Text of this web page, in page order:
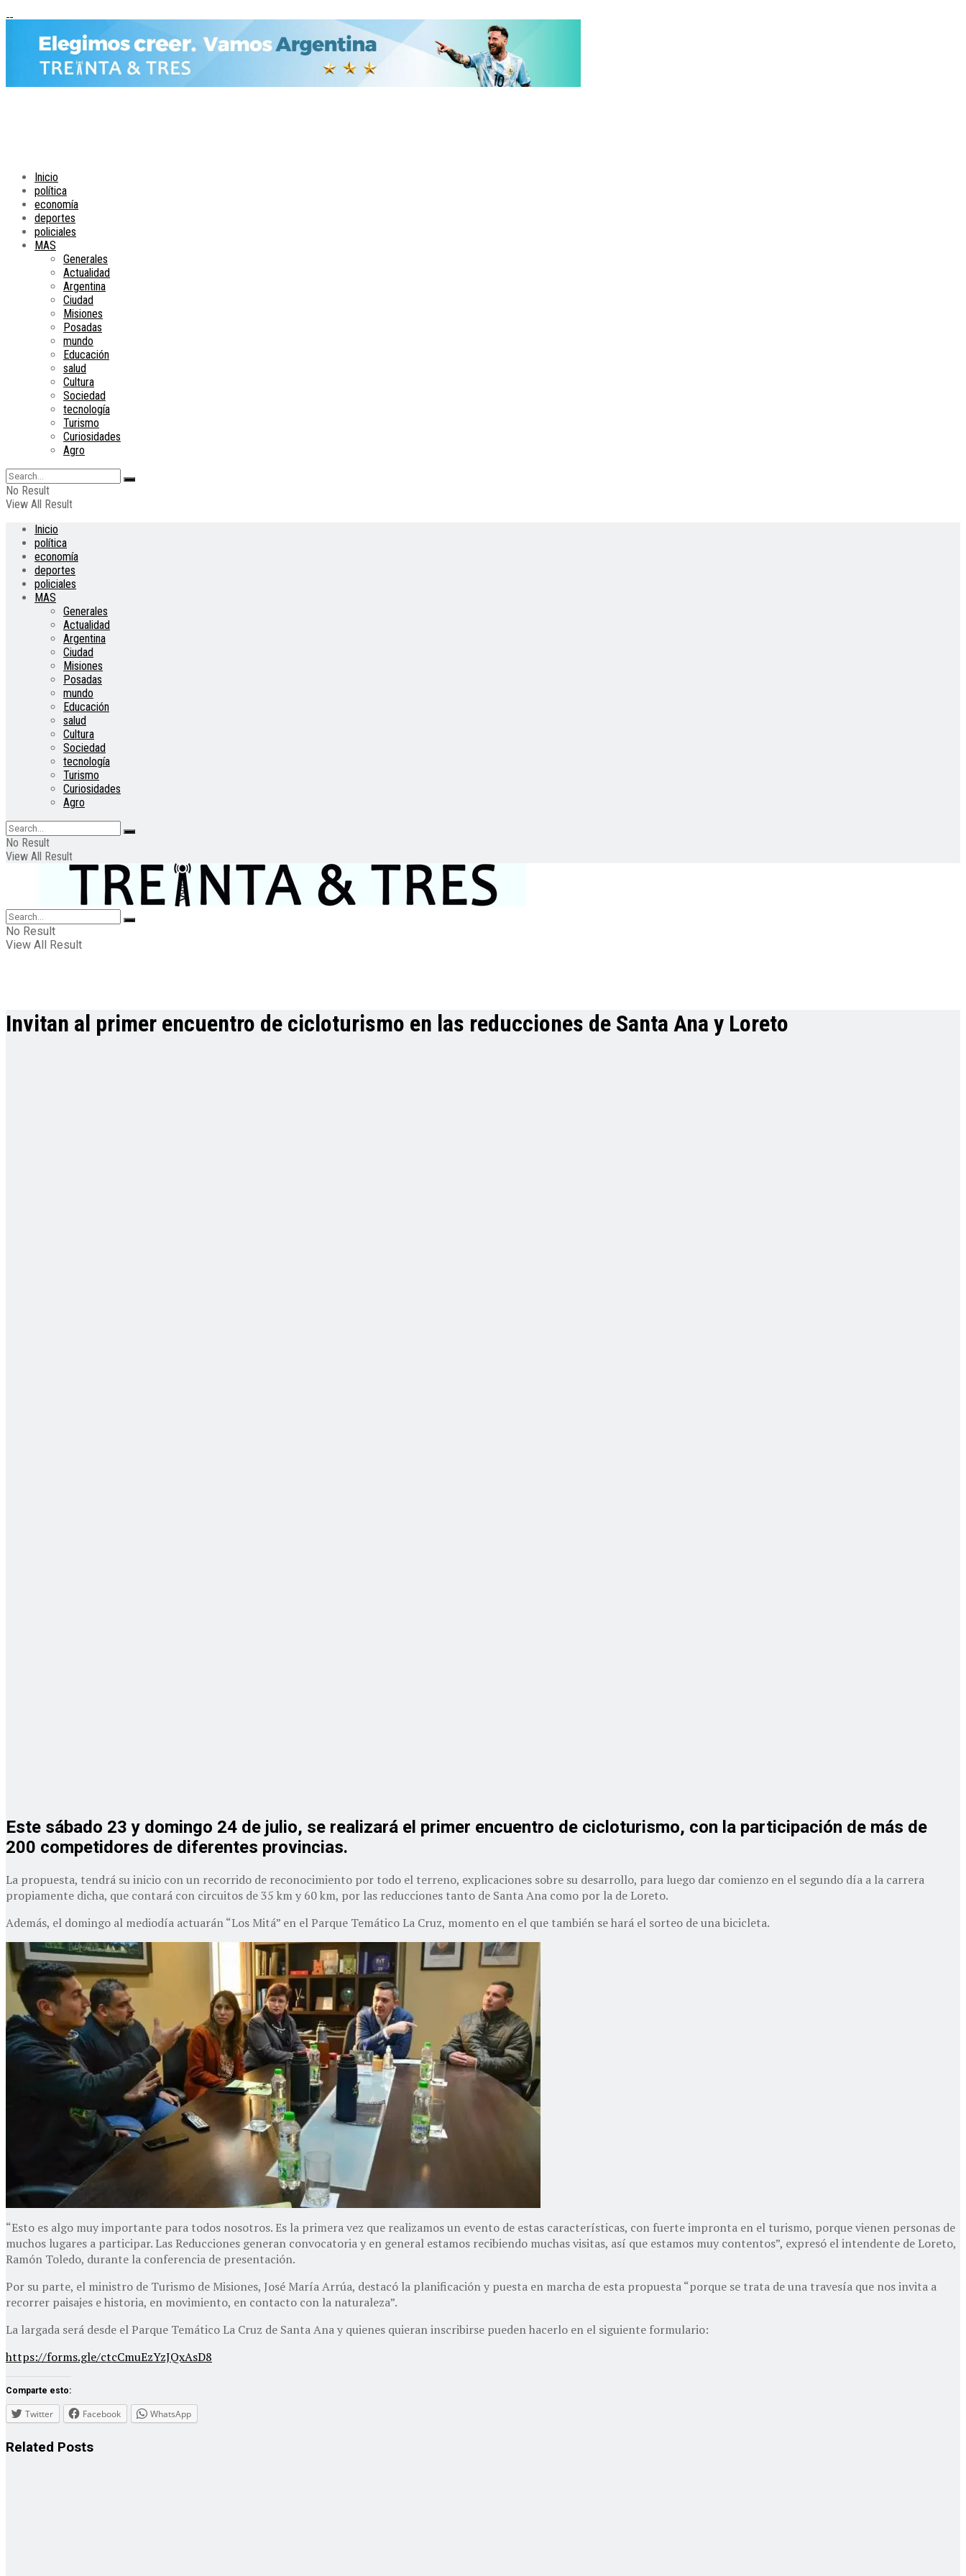
Inicio
política
economía
deportes
policiales
MAS
Generales
Actualidad
Argentina
Ciudad
Misiones
Posadas
mundo
Educación
salud
Cultura
Sociedad
tecnología
Turismo
Curiosidades
Agro
No Result
View All Result
Inicio
política
economía
deportes
policiales
MAS
Generales
Actualidad
Argentina
Ciudad
Misiones
Posadas
mundo
Educación
salud
Cultura
Sociedad
tecnología
Turismo
Curiosidades
Agro
No Result
View All Result
No Result
View All Result
Invitan al primer encuentro de cicloturismo en las reducciones de Santa Ana y Loreto
Este sábado 23 y domingo 24 de julio, se realizará el primer encuentro de cicloturismo, con la participación de más de
200 competidores de diferentes provincias.
La propuesta, tendrá su inicio con un recorrido de reconocimiento por todo el terreno, explicaciones sobre su desarrollo, para luego dar comienzo en el segundo día a la carrera
propiamente dicha, que contará con circuitos de 35 km y 60 km, por las reducciones tanto de Santa Ana como por la de Loreto.
Además, el domingo al mediodía actuarán “Los Mitá” en el Parque Temático La Cruz, momento en el que también se hará el sorteo de una bicicleta.
“Esto es algo muy importante para todos nosotros. Es la primera vez que realizamos un evento de estas características, con fuerte impronta en el turismo, porque vienen personas de
muchos lugares a participar. Las Reducciones generan convocatoria y en general estamos recibiendo muchas visitas, así que estamos muy contentos”, expresó el intendente de Loreto,
Ramón Toledo, durante la conferencia de presentación.
Por su parte, el ministro de Turismo de Misiones, José María Arrúa, destacó la planificación y puesta en marcha de esta propuesta “porque se trata de una travesía que nos invita a
recorrer paisajes e historia, en movimiento, en contacto con la naturaleza”.
La largada será desde el Parque Temático La Cruz de Santa Ana y quienes quieran inscribirse pueden hacerlo en el siguiente formulario:
https://forms.gle/ctcCmuEzYzJQxAsD8
Comparte esto:
Twitter Facebook WhatsApp
Related Posts